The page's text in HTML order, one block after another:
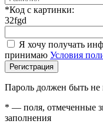
*Код с картинки:
32fgd
Я хочу получать
принимаю Условия
Регистрация
Пароль должен быть
* — поля, отмеченные
заполнения